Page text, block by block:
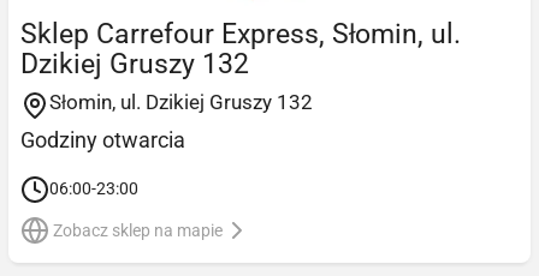
Sklep Carrefour Express, Słomin, ul.
Dzikiej Gruszy 132
Słomin, ul. Dzikiej Gruszy 132
Godziny otwarcia
06:00-23:00
Zobacz sklep na mapie